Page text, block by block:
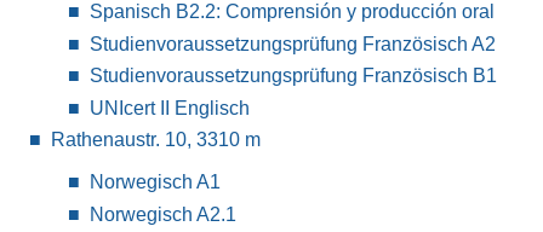
Spanisch B2.2: Comprensión y producción oral
Studienvoraussetzungsprüfung Französisch A2
Studienvoraussetzungsprüfung Französisch B1
UNIcert II Englisch
Rathenaustr. 10, 3310 m
Norwegisch A1
Norwegisch A2.1